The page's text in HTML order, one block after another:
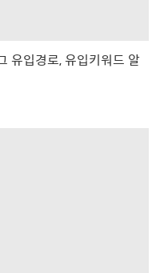
유입경로, 유입키워드 알